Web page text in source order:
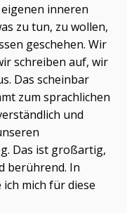
inneren
zu tun, zu wollen,
geschehen. Wir
schreiben auf, wir
Das scheinbar
zum sprachlichen
und
Das ist großartig,
berührend. In
mich für diese